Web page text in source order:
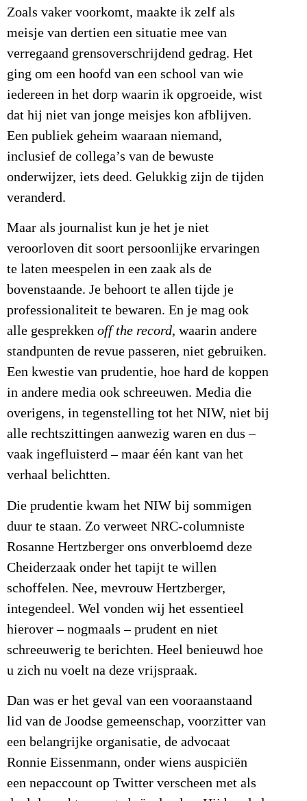
Zoals vaker voorkomt, maakte ik zelf als
meisje van dertien een situatie mee van
verregaand grensoverschrijdend gedrag. Het
ging om een hoofd van een school van wie
iedereen in het dorp waarin ik opgroeide, wist
dat hij niet van jonge meisjes kon afblijven.
Een publiek geheim waaraan niemand,
inclusief de collega’s van de bewuste
onderwijzer, iets deed. Gelukkig zijn de tijden
veranderd.
Maar als journalist kun je het je niet
veroorloven dit soort persoonlijke ervaringen
te laten meespelen in een zaak als de
bovenstaande. Je behoort te allen tijde je
professionaliteit te bewaren. En je mag ook
alle gesprekken off the record, waarin andere
standpunten de revue passeren, niet gebruiken.
Een kwestie van prudentie, hoe hard de koppen
in andere media ook schreeuwen. Media die
overigens, in tegenstelling tot het NIW, niet bij
alle rechtszittingen aanwezig waren en dus –
vaak ingefluisterd – maar één kant van het
verhaal belichtten.
Die prudentie kwam het NIW bij sommigen
duur te staan. Zo verweet NRC-columniste
Rosanne Hertzberger ons onverbloemd deze
Cheiderzaak onder het tapijt te willen
schoffelen. Nee, mevrouw Hertzberger,
integendeel. Wel vonden wij het essentieel
hierover – nogmaals – prudent en niet
schreeuwerig te berichten. Heel benieuwd hoe
u zich nu voelt na deze vrijspraak.
Dan was er het geval van een vooraanstaand
lid van de Joodse gemeenschap, voorzitter van
een belangrijke organisatie, de advocaat
Ronnie Eissenmann, onder wiens auspiciën
een nepaccount op Twitter verscheen met als